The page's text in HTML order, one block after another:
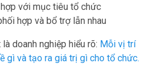
với mục tiêu tổ chức
hợp và bổ trợ lẫn nhau
doanh nghiệp hiểu rõ: Mỗi vị trí
gì và tạo ra giá trị gì cho tổ chức.